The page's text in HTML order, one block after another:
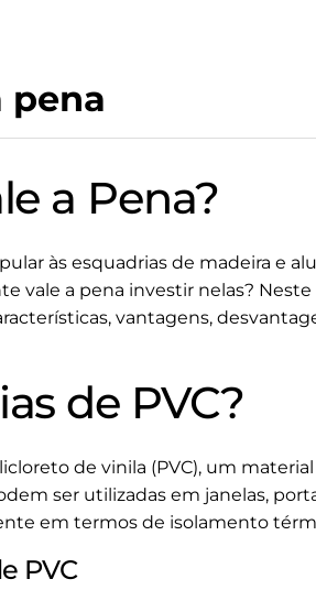
pena
a Pena?
às esquadrias de madeira e
vale a pena investir nelas? Neste
vantagens,
de PVC?
de vinila (PVC), um
ser utilizadas em janelas,
em termos de isolamento
PVC